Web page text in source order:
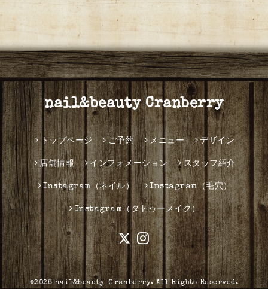
nail&beauty Cranberry
トップページ ご予約 メニュー デザイン
店舗情報 インフォメーション スタッフ紹介
Instagram（ネイル） Instagram（毛穴）
Instagram（タトゥーメイク）
©2026 nail&beauty Ｃranberry. All Rights Reserved.